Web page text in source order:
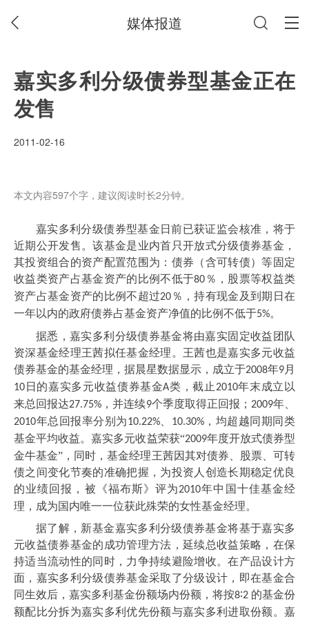
媒体报道
嘉实多利分级债券型基金正在
发售
2011-02-16
本文内容597个字，建议阅读时长2分钟。
嘉实多利分级债券型基金日前已获证监会核准，将于
近期公开发售。该基金是业内首只开放式分级债券基金，
其投资组合的资产配置范围为：债券（含可转债）等固定
收益类资产占基金资产的比例不低于80 ％，股票等权益类
资产占基金资产的比例不超过20 ％，持有现金及到期日在
一年以内的政府债券占基金资产净值的比例不低于5%。
据悉，嘉实多利分级债券基金将由嘉实固定收益团队
资深基金经理王茜拟任基金经理。王茜也是嘉实多元收益
债券基金的基金经理，据晨星数据显示，成立于2008年9月
10 日的嘉实多元收益债券基金A类，截止2010年末成立以
来总回报达27.75% ，并连续9个季度取得正回报； 2009年、
2010年总回报率分别为10.22%、 10.30%，均超越同期同类
基金平均收益。嘉实多元收益荣获“2009年度开放式债券型
金牛基金”，同时，基金经理王茜因其对债券、股票、可转
债之间变化节奏的准确把握，为投资人创造长期稳定优良
的业绩回报，被《福布斯》评为2010年中国十佳基金经
理，成为国内唯一一位获此殊荣的女性基金经理。
据了解，新基金嘉实多利分级债券基金将基于嘉实多
元收益债券基金的成功管理方法，延续总收益策略，在保
持适当流动性的同时，力争持续避险增收。在产品设计方
面，嘉实多利分级债券基金采取了分级设计，即在基金合
同生效后，嘉实多利基金份额场内份额，将按8∶2 的基金份
额配比分拆为嘉实多利优先份额与嘉实多利进取份额。嘉